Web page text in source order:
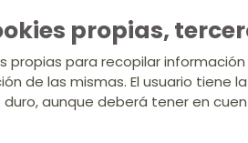
propias,
propias para recopilar
de las mismas. El usuario tiene
aunque deberá tener en